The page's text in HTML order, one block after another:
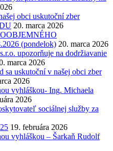
obci uskutoční zber
20. marca 2026
(pondelok) 20. marca 2026
upozorňuje na dodržiavanie
marca 2026
sa uskutoční v našej obci zber
2026
vyhláškou- Ing. Michaela
2026
sociálnej služby za
19. februára 2026
vyhláškou – Šarkaň Rudolf